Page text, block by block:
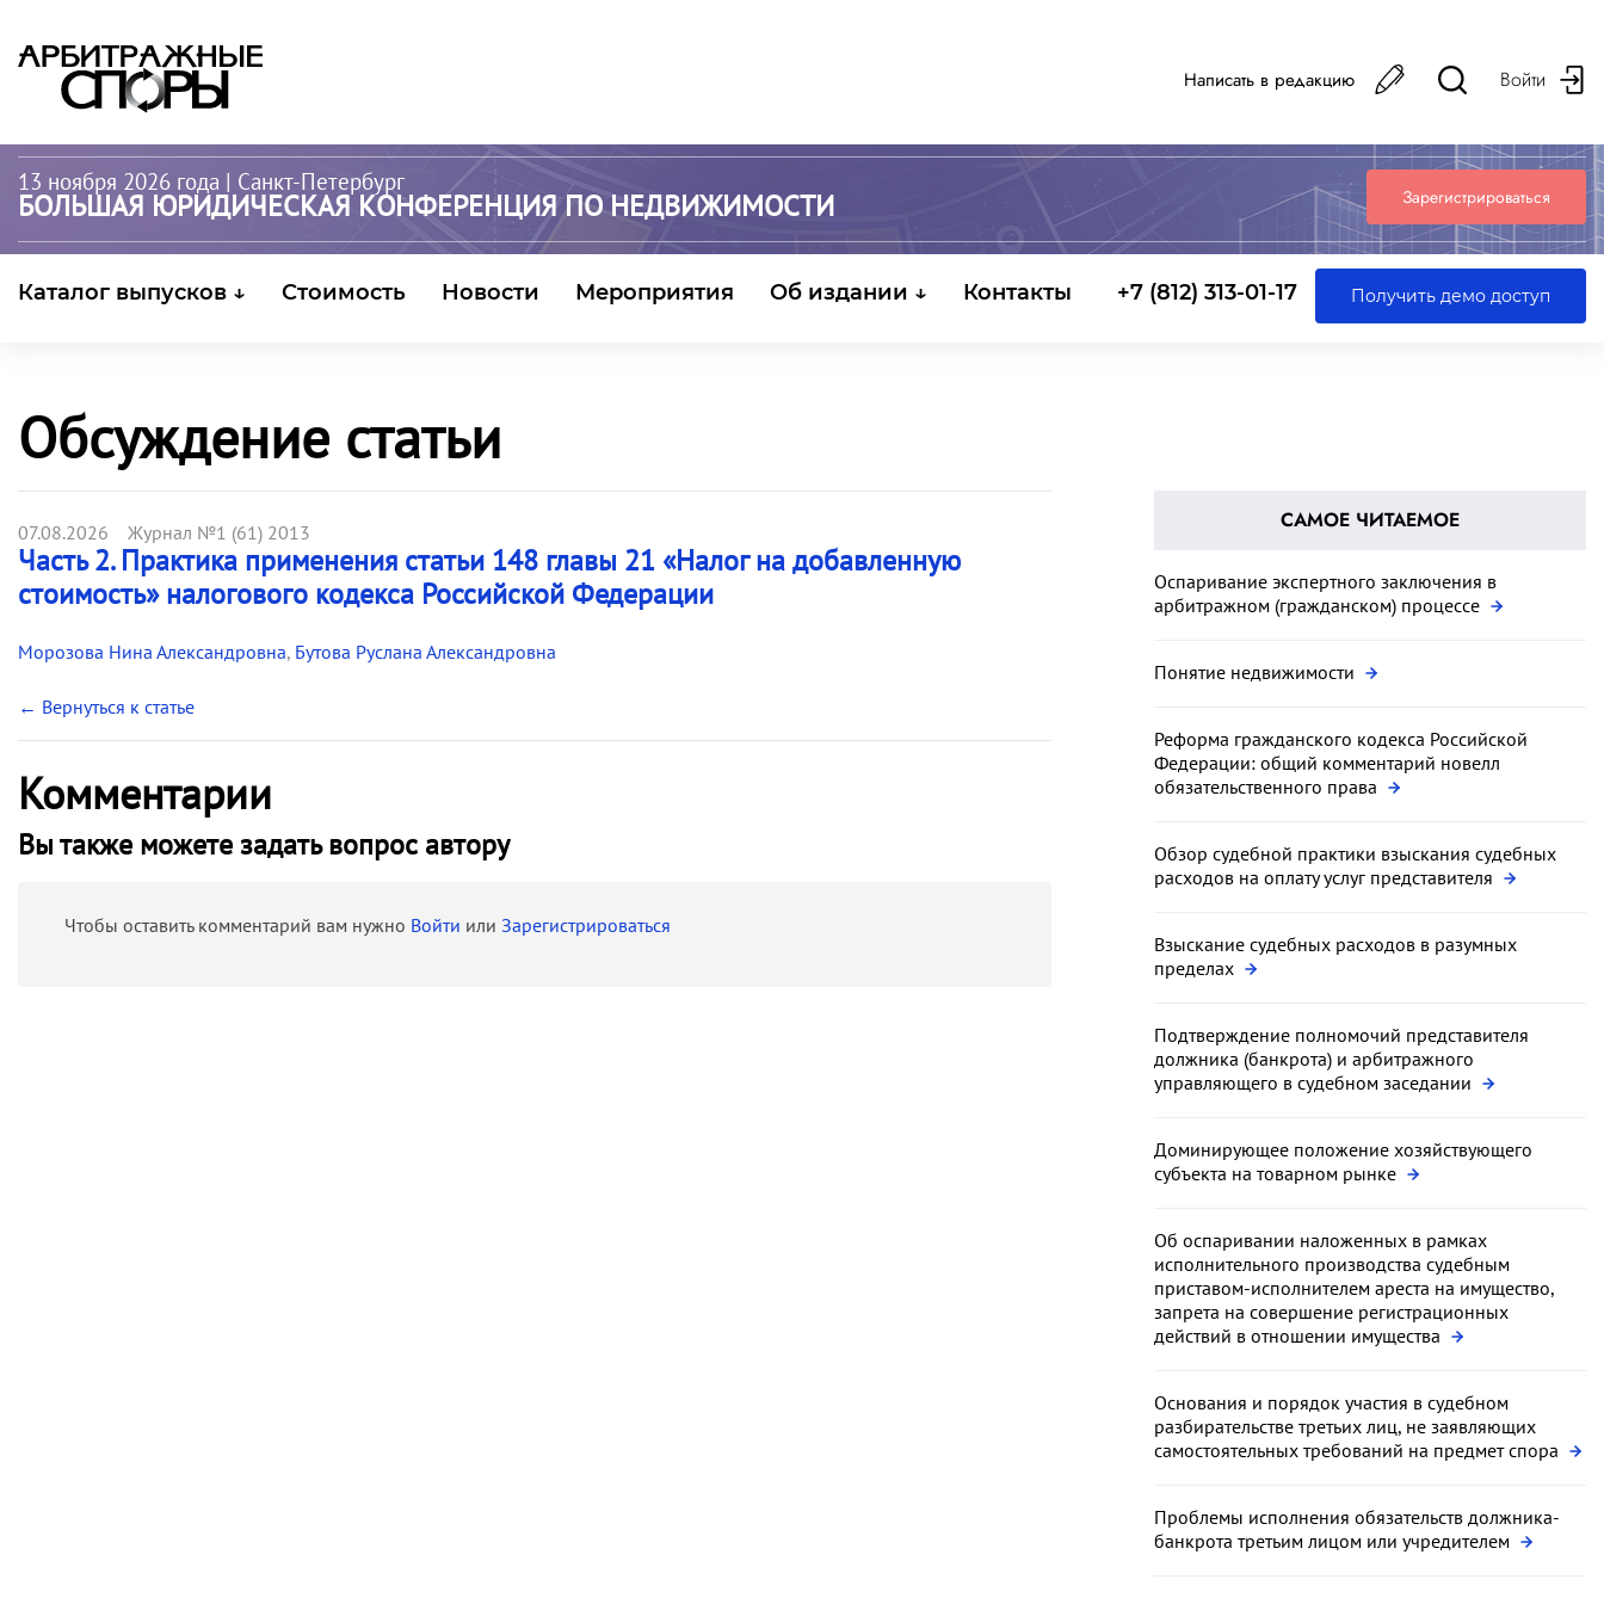
Написать в редакцию Войти
13 ноября 2026 года | Санкт-Петербург
БОЛЬШАЯ ЮРИДИЧЕСКАЯ КОНФЕРЕНЦИЯ ПО НЕДВИЖИМОСТИ Зарегистрироваться
Каталог выпусков ↓ Стоимость Новости Мероприятия Об издании ↓ Контакты +7 (812) 313-01-17 Получить демо доступ
Обсуждение статьи
07.08.2026 Журнал №1 (61) 2013
Часть 2. Практика применения статьи 148 главы 21 «Налог на добавленную
стоимость» налогового кодекса Российской Федерации
Морозова Нина Александровна, Бутова Руслана Александровна
← Вернуться к статье
Комментарии
Вы также можете задать вопрос автору
Чтобы оставить комментарий вам нужно Войти или Зарегистрироваться
САМОЕ ЧИТАЕМОЕ
Оспаривание экспертного заключения в
арбитражном (гражданском) процессе
Понятие недвижимости
Реформа гражданского кодекса Российской
Федерации: общий комментарий новелл
обязательственного права
Обзор судебной практики взыскания судебных
расходов на оплату услуг представителя
Взыскание судебных расходов в разумных
пределах
Подтверждение полномочий представителя
должника (банкрота) и арбитражного
управляющего в судебном заседании
Доминирующее положение хозяйствующего
субъекта на товарном рынке
Об оспаривании наложенных в рамках
исполнительного производства судебным
приставом-исполнителем ареста на имущество,
запрета на совершение регистрационных
действий в отношении имущества
Основания и порядок участия в судебном
разбирательстве третьих лиц, не заявляющих
самостоятельных требований на предмет спора
Проблемы исполнения обязательств должника-
банкрота третьим лицом или учредителем